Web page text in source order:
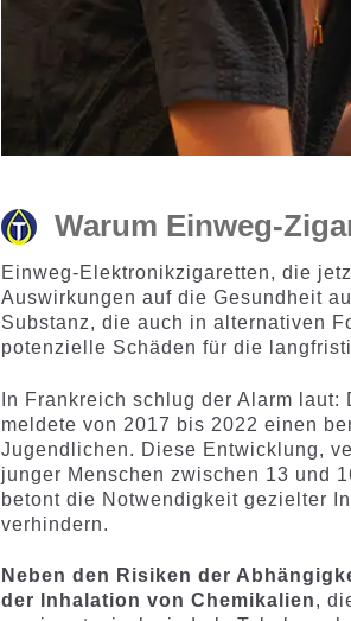
Warum Einweg-
Einweg-Elektronikzigaretten, die
Auswirkungen auf die Gesundheit
Substanz, die auch in alternativen
potenzielle Schäden für die
In Frankreich schlug der Alarm
meldete von 2017 bis 2022 einen
Jugendlichen. Diese Entwicklung,
junger Menschen zwischen 13 und
betont die Notwendigkeit gezielter
verhindern.
Neben den Risiken der
der Inhalation von Chemikalien,